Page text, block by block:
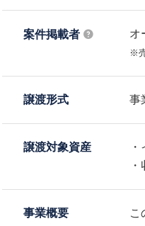
案件掲載者 オ
※
譲渡形式 事
譲渡対象資産
事業概要 こ